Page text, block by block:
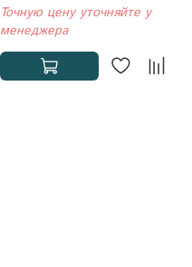
Точную цену уточняйте у
менеджера